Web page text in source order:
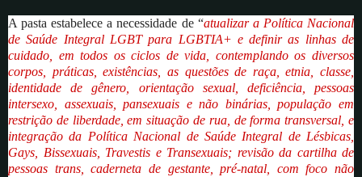
A pasta estabelece a necessidade de “atualizar a Política Nacional
de Saúde Integral LGBT para LGBTIA+ e definir as linhas de
cuidado, em todos os ciclos de vida, contemplando os diversos
corpos, práticas, existências, as questões de raça, etnia, classe,
identidade de gênero, orientação sexual, deficiência, pessoas
intersexo, assexuais, pansexuais e não binárias, população em
restrição de liberdade, em situação de rua, de forma transversal, e
integração da Política Nacional de Saúde Integral de Lésbicas,
Gays, Bissexuais, Travestis e Transexuais; revisão da cartilha de
pessoas trans, caderneta de gestante, pré-natal, com foco não